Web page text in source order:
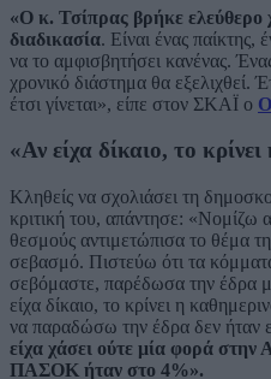
«Ο κ. Τσίπρας βρήκε
διαδικασία. Είναι ένας παίκτης,
να το αμφισβητήσει κανένας.
χρονικό διάστημα θα εξελιχθεί.
έτσι γίνεται», είπε στον ΣΚΑΪ ο
«Αν είχα δίκαιο, το
Κληθείς να σχολιάσει τη
κριτική του, απάντησε: «Νομίζω
θεσμούς αντιμετώπισα το θέμα
σεβασμό. Πιστεύω ότι τα
σεβόμαστε, παρέδωσα την έδρα
είχα δίκαιο, το κρίνει η
να παραδώσω την έδρα δεν ήταν
είχα χάσει ούτε μία φορά
ΠΑΣΟΚ ήταν στο 4%».